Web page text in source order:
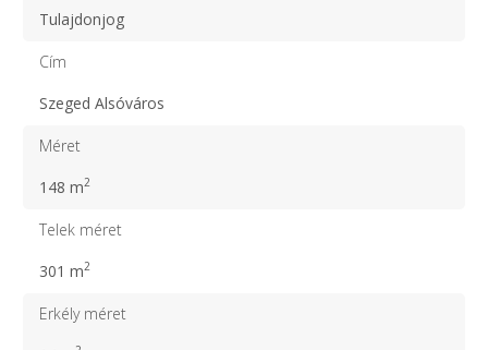
Tulajdonjog
Cím
Szeged Alsóváros
Méret
148 m2
Telek méret
301 m2
Erkély méret